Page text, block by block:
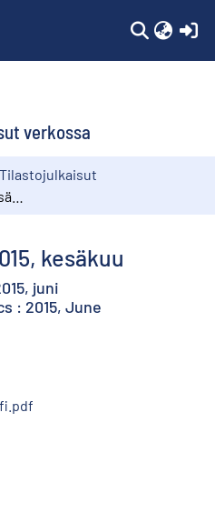
verkossa
Tilastojulkaisut
kesäkuu
juni
: 2015, June